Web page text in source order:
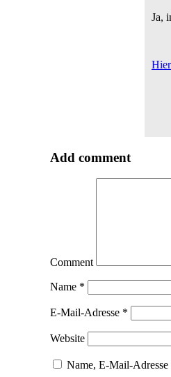
Ja,
Hier
Add comment
Comment
Name *
E-Mail-Adresse *
Website
Name, E-Mail-Adresse